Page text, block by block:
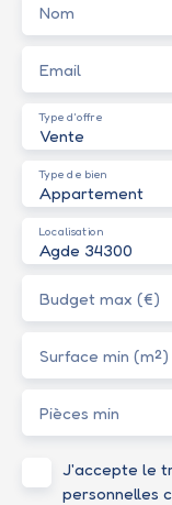
Nom
Email
Vente
Type d'offre
Appartement
Type de bien
Agde 34300
Localisation
Budget max (€)
Surface min (m²)
Pièces min
J'accepte le
personnelles